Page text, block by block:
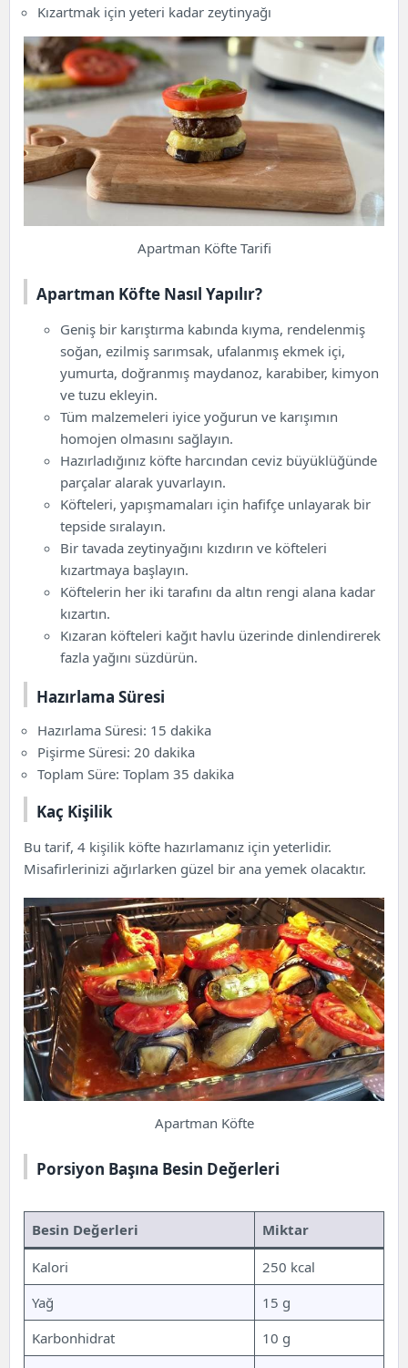
Kızartmak için yeteri kadar zeytinyağı
Apartman Köfte Tarifi
Apartman Köfte Nasıl Yapılır?
Geniş bir karıştırma kabında kıyma, rendelenmiş
soğan, ezilmiş sarımsak, ufalanmış ekmek içi,
yumurta, doğranmış maydanoz, karabiber, kimyon
ve tuzu ekleyin.
Tüm malzemeleri iyice yoğurun ve karışımın
homojen olmasını sağlayın.
Hazırladığınız köfte harcından ceviz büyüklüğünde
parçalar alarak yuvarlayın.
Köfteleri, yapışmamaları için hafifçe unlayarak bir
tepside sıralayın.
Bir tavada zeytinyağını kızdırın ve köfteleri
kızartmaya başlayın.
Köftelerin her iki tarafını da altın rengi alana kadar
kızartın.
Kızaran köfteleri kağıt havlu üzerinde dinlendirerek
fazla yağını süzdürün.
Hazırlama Süresi
Hazırlama Süresi: 15 dakika
Pişirme Süresi: 20 dakika
Toplam Süre: Toplam 35 dakika
Kaç Kişilik
Bu tarif, 4 kişilik köfte hazırlamanız için yeterlidir.
Misafirlerinizi ağırlarken güzel bir ana yemek olacaktır.
Apartman Köfte
Porsiyon Başına Besin Değerleri
Besin Değerleri Miktar
Kalori
250 kcal
Yağ
15 g
Karbonhidrat
10 g